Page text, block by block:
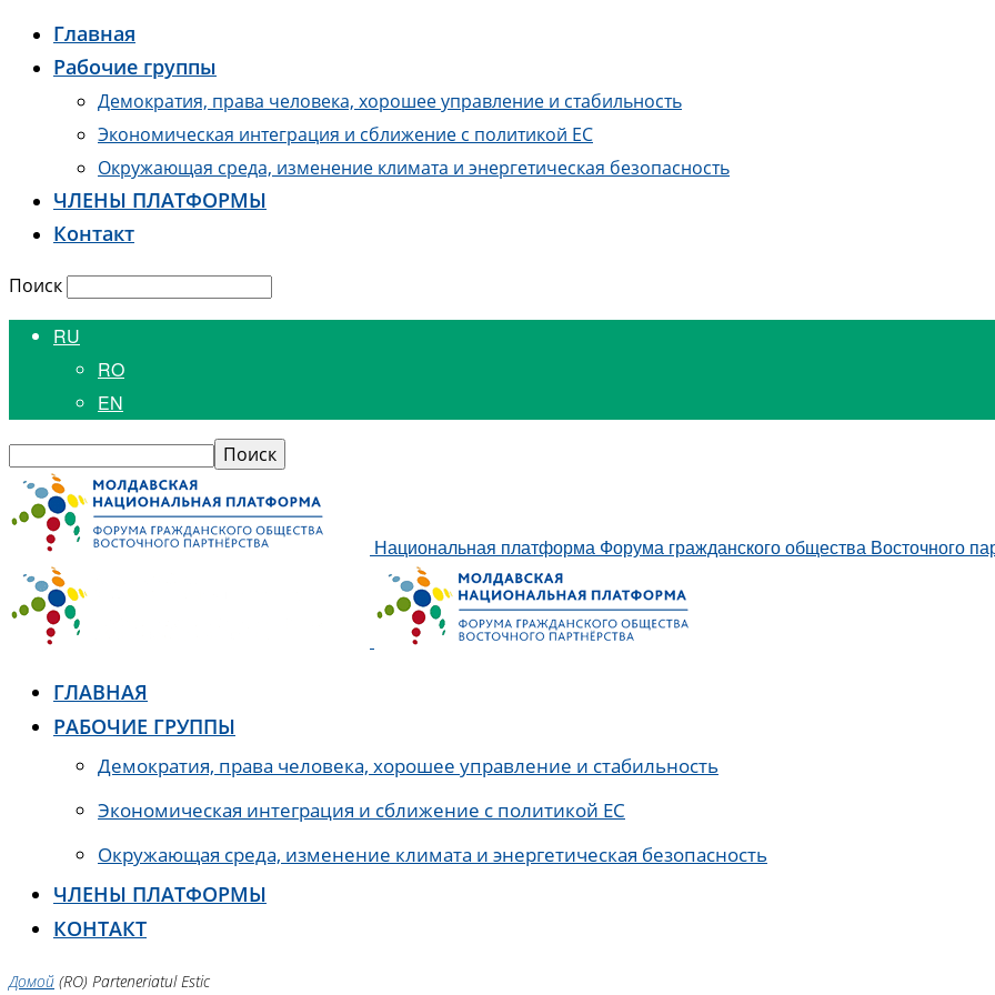
Главная
Рабочие группы
Демократия, права человека, хорошее управление и стабильность
Экономическая интеграция и сближение с политикой ЕС
Окружающая среда, изменение климата и энергетическая безопасность
ЧЛЕНЫ ПЛАТФОРМЫ
Контакт
Поиск
RU
RO
EN
Национальная платформа Форума гражданского общества Восточного
ГЛАВНАЯ
РАБОЧИЕ ГРУППЫ
Демократия, права человека, хорошее управление и стабильность
Экономическая интеграция и сближение с политикой ЕС
Окружающая среда, изменение климата и энергетическая безопасность
ЧЛЕНЫ ПЛАТФОРМЫ
КОНТАКТ
Домой (RO) Parteneriatul Estic